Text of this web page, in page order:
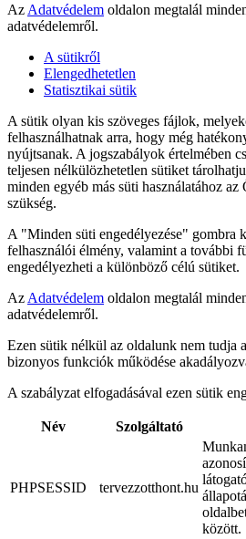
Az Adatvédelem oldalon megtalál
adatvédelemről.
A sütikről
Elengedhetetlen
Statisztikai sütik
A sütik olyan kis szöveges fájlok,
felhasználhatnak arra, hogy még
nyújtsanak. A jogszabályok értelmében
teljesen nélkülözhetetlen sütiket
minden egyéb más süti használatához az
szükség.
A "Minden süti engedélyezése" gombra
felhasználói élmény, valamint a további
engedélyezheti a különböző célú sütiket.
Az Adatvédelem oldalon megtalál
adatvédelemről.
Ezen sütik nélkül az oldalunk nem tudja
bizonyos funkciók működése
A szabályzat elfogadásával ezen sütik
Név Szolgáltató
PHPSESSID tervezzotthont.hu
között.